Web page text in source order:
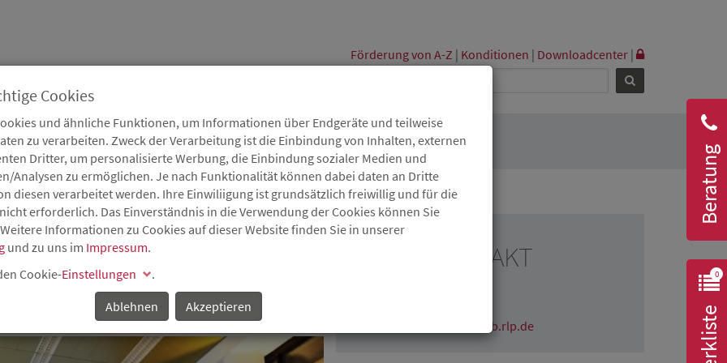
Förderung von A-Z | Konditionen | Downloadcenter |
Karriere Service Aktuelles
Beratung
0
Merkliste
– INVESTIEREN IN
ISB-DARLEHEN
PRESSEKONTAKT
claudia.wichmann@isb.rlp.de
Cookies
und ähnliche Funktionen, um Informationen über Endgeräte und teilweise
zu verarbeiten. Zweck der Verarbeitung ist die Einbindung von Inhalten, externen
Dritter, um personalisierte Werbung, die Einbindung sozialer Medien und
Analysen zu ermöglichen. Je nach Funktionalität können dabei daten an Dritte
diesen verarbeitet werden. Ihre Einwiliigung ist grundsätzlich freiwillig und für die
erforderlich. Das Einverständnis in die Verwendung der Cookies können Sie
Informationen zu Cookies auf dieser Website finden Sie in unserer
und zu uns im Impressum.
Cookie-Einstellungen
.
Ablehnen
Akzeptieren